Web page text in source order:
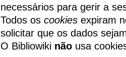
necessários para gerir a
Todos os cookiesexpiram
solicitar que os dados
O Bibliowiki nãousa